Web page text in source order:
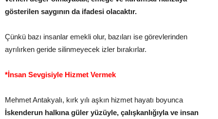
gösterilen saygının da ifadesi olacaktır.
Çünkü bazı insanlar emekli olur, bazıları ise görevlerinden
ayrılırken geride silinmeyecek izler bırakırlar.
*İnsan Sevgisiyle Hizmet Vermek
Mehmet Antakyalı, kırk yılı aşkın hizmet hayatı boyunca
İskenderun halkına güler yüzüyle, çalışkanlığıyla ve insan